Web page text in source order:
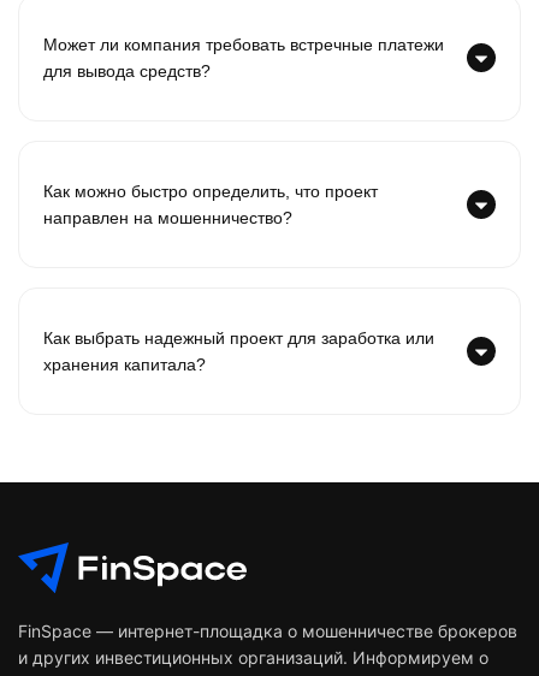
Может ли компания требовать встречные платежи
для вывода средств?
Как можно быстро определить, что проект
направлен на мошенничество?
Как выбрать надежный проект для заработка или
хранения капитала?
FinSpace — интернет-площадка о мошенничестве брокеров
и других инвестиционных организаций. Информируем о